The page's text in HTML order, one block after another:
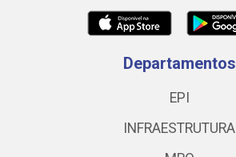
Departamentos
EPI
INFRAESTRUTURA